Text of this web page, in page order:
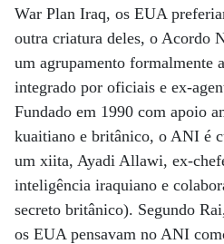
War Plan Iraq, os EUA
outra criatura deles, o Acordo
um agrupamento formalmente
integrado por oficiais e ex-
Fundado em 1990 com apoio
kuaitiano e britânico, o ANI é
um xiita, Ayadi Allawi, ex-
inteligência iraquiano e
secreto britânico). Segundo
os EUA pensavam no ANI